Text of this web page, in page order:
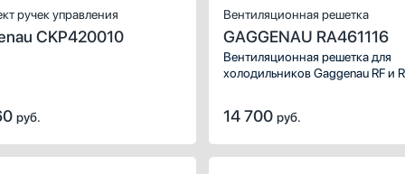
ручек управления
CKP420010
руб.
Вентиляционная решетка
GAGGENAU RA461116
Вентиляционная решетка для
холодильников Gaggenau RF и
14 700 руб.